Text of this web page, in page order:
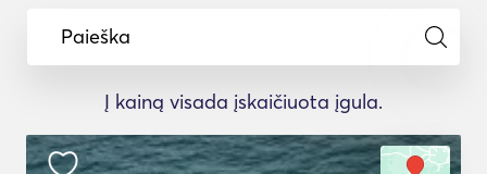
Paieška
Į kainą visada įskaičiuota įgula.